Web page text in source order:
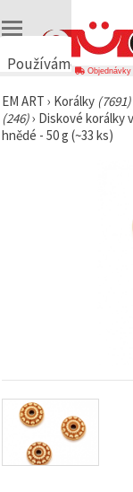
Používáme
🍪
Používáme
cookies a
zobrazovali
obsah a
reklamu, a
pomocí
našich
Objednávky
EM ART › Korálky (7691)
(246)› Diskové korálky
hnědé - 50 g (~33 ks)